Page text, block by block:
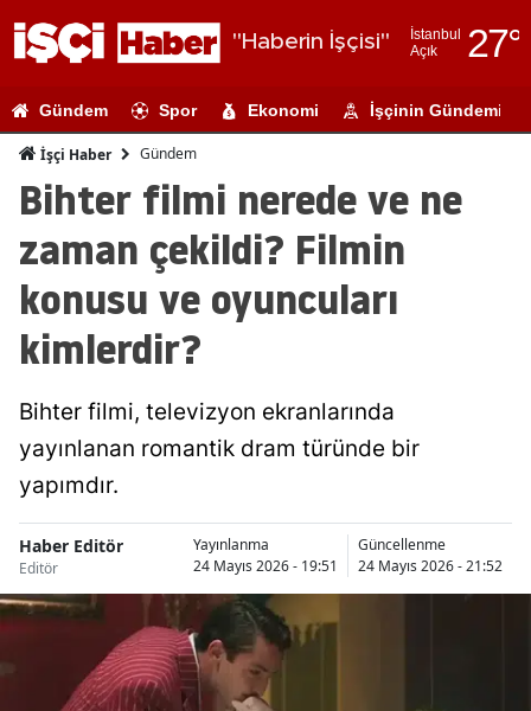
"Haberin İşçisi"
İstanbul
Açık
27°
Adıyaman
Ağrı
Bilecik
Gündem Spor Ekonomi İşçinin Gündemi
İşçi Haber Gündem
Bihter filmi nerede ve ne
zaman çekildi? Filmin
konusu ve oyuncuları
kimlerdir?
Bihter filmi, televizyon ekranlarında
yayınlanan romantik dram türünde bir
yapımdır.
Haber Editör
Editör
Yayınlanma
24 Mayıs 2026 - 19:51
Güncellenme
24 Mayıs 2026 - 21:52